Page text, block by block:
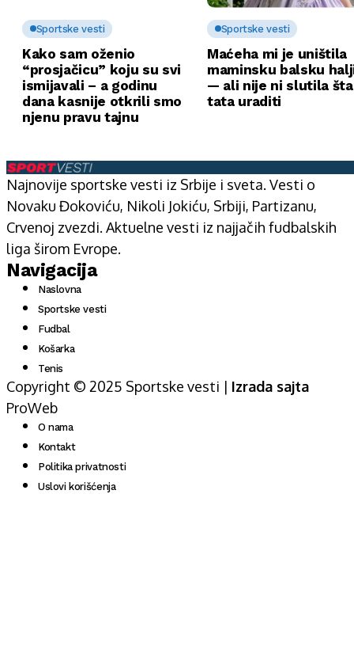
Sportske vesti
Kako sam oženio
“prosjačicu” koju su svi
ismijavali – a godinu
dana kasnije otkrili smo
njenu pravu tajnu
Sportske vesti
Maćeha mi je uništila
maminsku balsku
— ali nije ni slutila
tata uraditi
Najnovije sportske vesti iz Srbije i sveta. Vesti o
Novaku Đokoviću, Nikoli Jokiću, Srbiji, Partizanu,
Crvenoj zvezdi. Aktuelne vesti iz najjačih fudbalskih
liga širom Evrope.
Navigacija
Naslovna
Sportske vesti
Fudbal
Košarka
Tenis
Copyright © 2025 Sportske vesti | Izrada sajta
ProWeb
O nama
Kontakt
Politika privatnosti
Uslovi korišćenja